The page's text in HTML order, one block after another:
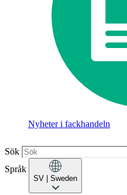
Nyheter i fackhandeln
Sök
Språk
SV | Sweden